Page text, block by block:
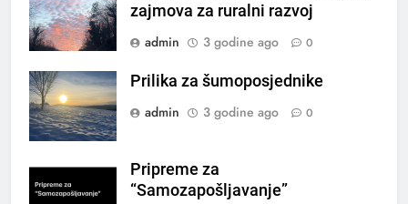
zajmova za ruralni razvoj
admin
3 godine ago 0
Prilika za šumoposjednike
admin
3 godine ago 0
Pripreme za
“Samozapošljavanje”